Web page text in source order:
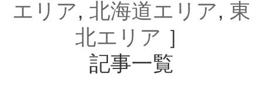
エリア, 北海道エリア, 東
北エリア ］
記事一覧